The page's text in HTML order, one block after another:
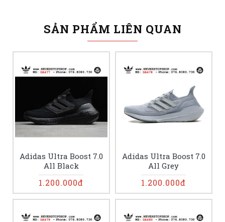
SẢN PHẨM LIÊN QUAN
Adidas Ultra Boost 7.0
All Black
1.200.000đ
Adidas Ultra Boost 7.0
All Grey
1.200.000đ